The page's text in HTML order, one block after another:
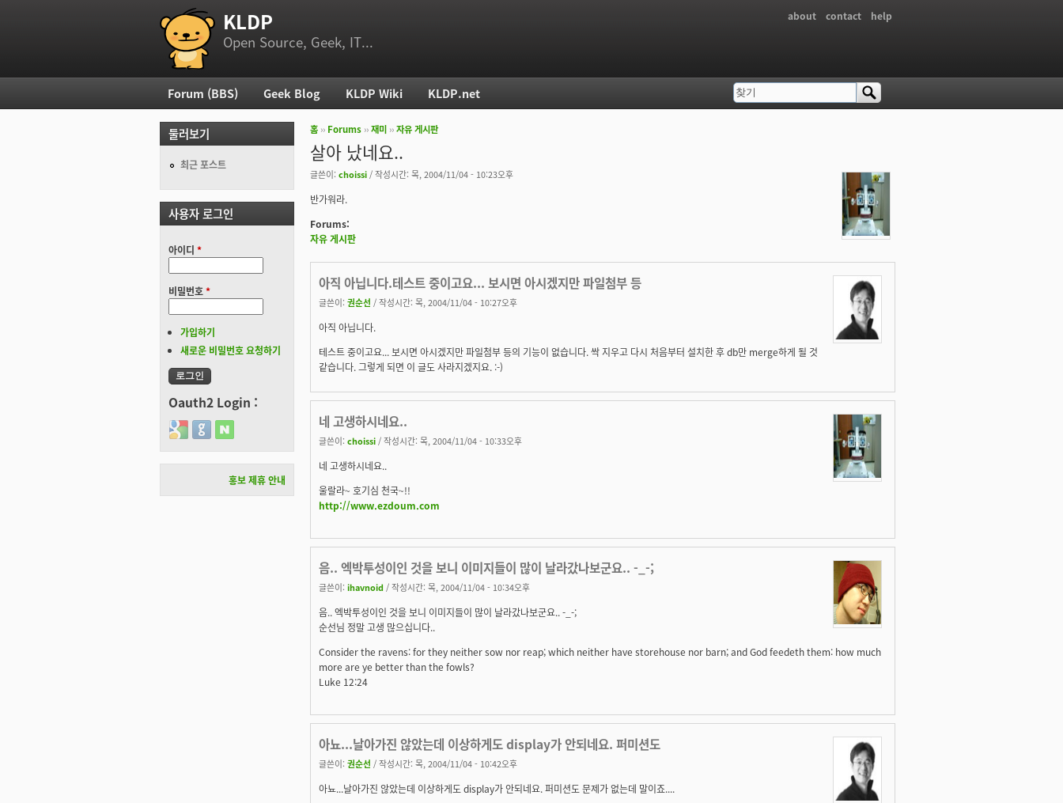
부 메뉴
about contact help
KLDP
Open Source, Geek, IT...
현재 위치
홈 ›› Forums ››재미 ››자유 게시판
살아 났네요..
글쓴이: choissi / 작성시간: 목, 2004/11/04 - 10:23오후
반가워라.
Forums:
자유 게시판
아직 아닙니다.테스트 중이고요... 보시면 아시겠지만 파일첨부 등
글쓴이: 권순선 / 작성시간: 목, 2004/11/04 - 10:27오후
아직 아닙니다.
테스트 중이고요... 보시면 아시겠지만 파일첨부 등의 기능이 없습니다. 싹 지우고 다시 처음부터 설치한 후 db만 merge하게 될 것
같습니다. 그렇게 되면 이 글도 사라지겠지요. :-)
네 고생하시네요..
글쓴이: choissi / 작성시간: 목, 2004/11/04 - 10:33오후
네 고생하시네요..
울랄라~ 호기심 천국~!!
http://www.ezdoum.com
음.. 엑박투성이인 것을 보니 이미지들이 많이 날라갔나보군요.. -_-;
글쓴이: ihavnoid / 작성시간: 목, 2004/11/04 - 10:34오후
음.. 엑박투성이인 것을 보니 이미지들이 많이 날라갔나보군요.. -_-;
순선님 정말 고생 많으십니다..
Consider the ravens: for they neither sow nor reap; which neither have storehouse nor barn; and God feedeth them: how much
more are ye better than the fowls?
Luke 12:24
아뇨...날아가진 않았는데 이상하게도 display가 안되네요. 퍼미션도
글쓴이: 권순선 / 작성시간: 목, 2004/11/04 - 10:42오후
아뇨...날아가진 않았는데 이상하게도 display가 안되네요. 퍼미션도 문제가 없는데 말이죠....
주 메뉴
Forum (BBS) Geek Blog KLDP Wiki KLDP.net 검색 폼
찾기
둘러보기
최근 포스트
사용자 로그인
아이디 *
비밀번호*
가입하기
새로운 비밀번호 요청하기
Oauth2 Login :
Login with Google
Login with GitHub
Login with Naver
홍보 제휴 안내